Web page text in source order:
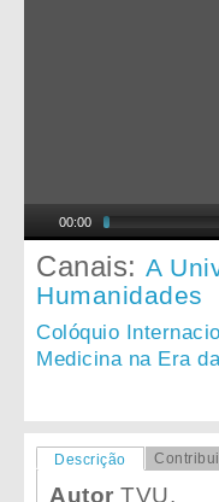
00:00
Canais: A
Humanidades
Colóquio
Medicina na Era
Descrição
Autor TVU.